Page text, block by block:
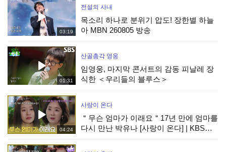
03:19
전설의 사내
목소리 하나로 분위기 압도! 장한별 하늘
아 MBN 260805 방송
01:31
산골총각 영웅
임영웅, 마지막 콘서트의 감동 피날레 장
식한 ＜우리들의 블루스＞
04:24
사랑이 온다
＂무슨 엄마가 이래요＂17년 만에 엄마를
다시 만난 박유나 [사랑이 온다] | KBS